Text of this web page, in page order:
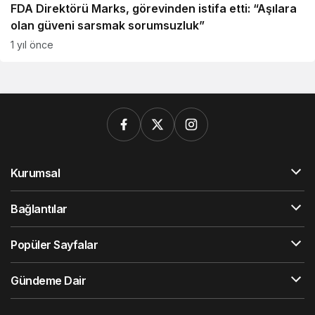
FDA Direktörü Marks, görevinden istifa etti: “Aşılara
olan güveni sarsmak sorumsuzluk”
1 yıl önce
Kurumsal
Bağlantılar
Popüler Sayfalar
Gündeme Dair